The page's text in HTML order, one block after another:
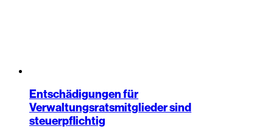
Entschädigungen für
Verwaltungsratsmitglieder sind
steuerpflichtig